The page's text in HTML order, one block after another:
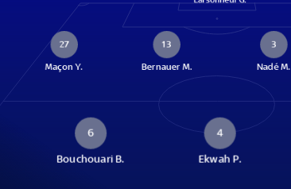
27
Maçon Y.
13
Bernauer M.
3
Nadé M.
6
Bouchouari B.
4
Ekwah P.